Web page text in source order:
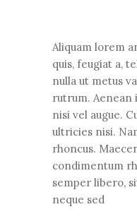
Aliquam lorem
quis, feugiat a,
nulla ut metus
rutrum.
nisi vel augue.
ultricies nisi.
rhoncus.
condimentum
semper libero,
neque sed